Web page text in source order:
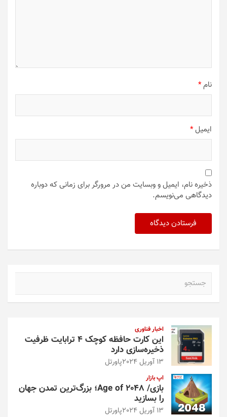
نام*
ایمیل*
ذخیره نام، ایمیل و وبسایت من در مرورگر برای زمانی که دوباره
دیدگاهی می‌نویسم.
اخبار فناوری
این کارت حافظه کوچک ۴ ترابایت ظرفیت
ذخیره‌سازی دارد
13 آوریل 2024 پاورتل
اپ بازار
بازی/ Age of 2048؛ بزرگ‌ترین تمدن جهان
را بسازید
13 آوریل 2024 پاورتل